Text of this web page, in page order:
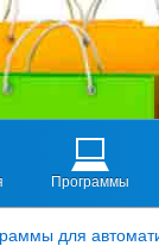
Программы
для